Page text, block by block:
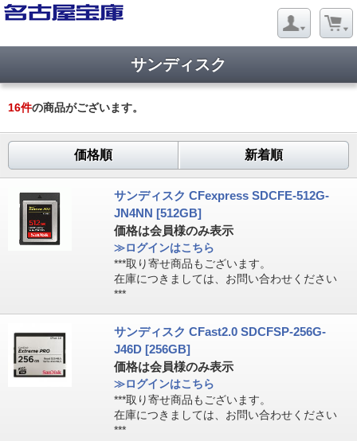
サンディスク
16件の商品がございます。
価格順 新着順
サンディスク CFexpress SDCFE-512G-
JN4NN [512GB]
価格は会員様のみ表示
≫ログインはこちら
***取り寄せ商品もございます。
在庫につきましては、お問い合わせください
***
サンディスク CFast2.0 SDCFSP-256G-
J46D [256GB]
価格は会員様のみ表示
≫ログインはこちら
***取り寄せ商品もございます。
在庫につきましては、お問い合わせください
***